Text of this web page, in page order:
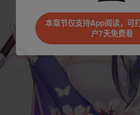
本章节仅支持App阅读，可
户7天免费看